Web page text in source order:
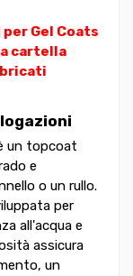
Gel Coats
cartella
un topcoat
e
o un rullo.
per
all'acqua e
assicura
un